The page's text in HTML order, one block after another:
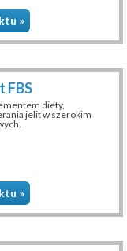
»
FBS
diety,
jelit w szerokim
»